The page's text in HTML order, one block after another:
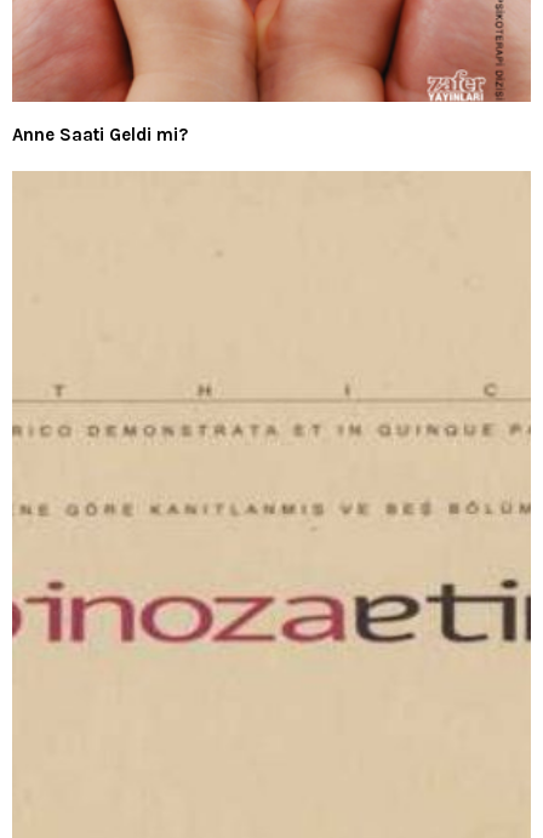
Anne Saati Geldi mi?